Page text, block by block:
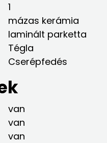
1
mázas kerámia
laminált parketta
Tégla
Cserépfedés
van
van
van